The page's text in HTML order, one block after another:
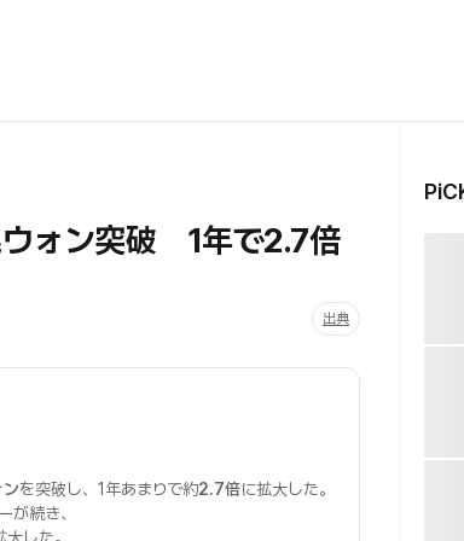
ォン突破 1年で2.7倍
出典
を突破し、1年あまりで約2.7倍に拡大した。
が続き、